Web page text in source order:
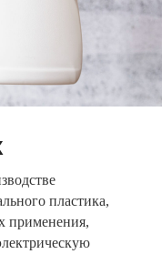
пластика,
применения,